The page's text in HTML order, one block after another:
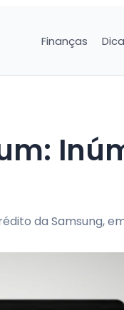
Finanças
da Samsung,